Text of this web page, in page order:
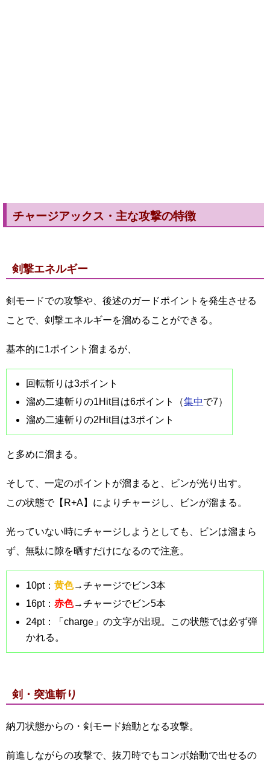
チャージアックス・主な攻撃の特徴
剣撃エネルギー
剣モードでの攻撃や、後述のガードポイントを発生させる
ことで、剣撃エネルギーを溜めることができる。
基本的に1ポイント溜まるが、
回転斬りは3ポイント
溜め二連斬りの1Hit目は6ポイント（集中で7）
溜め二連斬りの2Hit目は3ポイント
と多めに溜まる。
そして、一定のポイントが溜まると、ビンが光り出す。
この状態で【R+A】によりチャージし、ビンが溜まる。
光っていない時にチャージしようとしても、ビンは溜まら
ず、無駄に隙を晒すだけになるので注意。
10pt：黄色→チャージでビン3本
16pt：赤色→チャージでビン5本
24pt：「charge」の文字が出現。この状態では必ず弾
かれる。
剣・突進斬り
納刀状態からの・剣モード始動となる攻撃。
前進しながらの攻撃で、抜刀時でもコンボ始動で出せるの